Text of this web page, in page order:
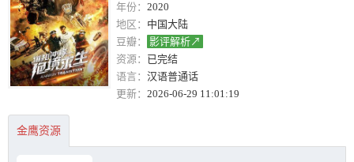
年份： 2020
地区： 中国大陆
豆瓣：
影评解析↗
资源： 已完结
语言： 汉语普通话
更新： 2026-06-29 11:01:19
金鹰资源